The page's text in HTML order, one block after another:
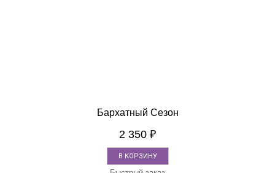
Бархатный Сезон
2 350 ₽
В КОРЗИНУ